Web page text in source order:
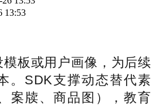
13:53
板或用户画像，为后续
。SDK支撑动态替代素
案牍、商品图），教育